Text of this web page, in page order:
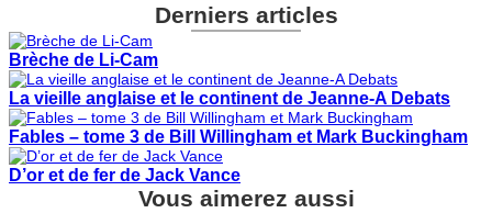
Derniers articles
Brèche de Li-Cam
La vieille anglaise et le continent de Jeanne-A Debats
Fables – tome 3 de Bill Willingham et Mark Buckingham
D’or et de fer de Jack Vance
Vous aimerez aussi